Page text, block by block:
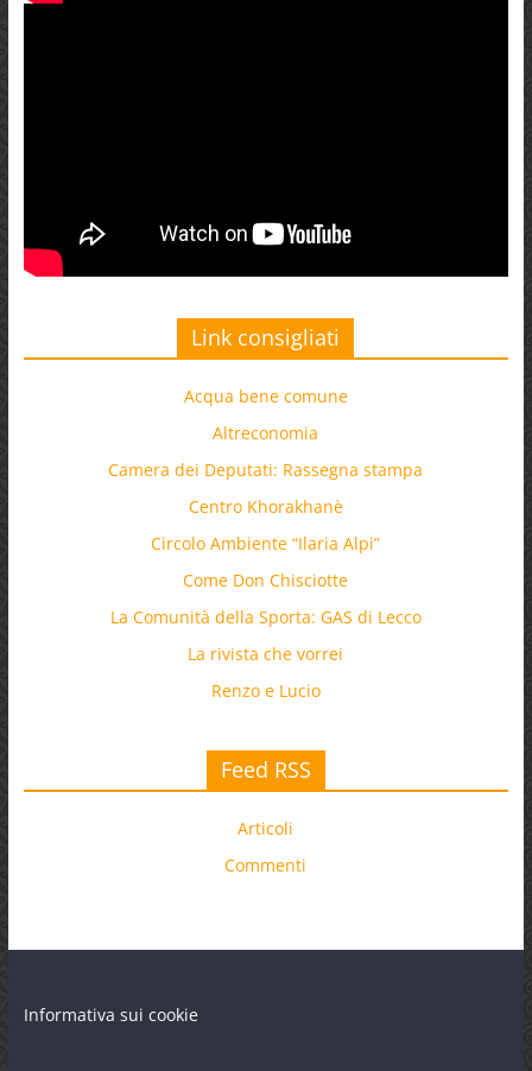
Link consigliati
Acqua bene comune
Altreconomia
Camera dei Deputati: Rassegna stampa
Centro Khorakhanè
Circolo Ambiente “Ilaria Alpi”
Come Don Chisciotte
La Comunità della Sporta: GAS di Lecco
La rivista che vorrei
Renzo e Lucio
Feed RSS
Articoli
Commenti
Informativa sui cookie